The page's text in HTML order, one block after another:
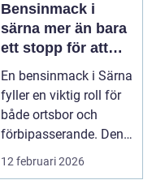
Bensinmack i
särna mer än bara
ett stopp för att
tanka
En bensinmack i Särna
fyller en viktig roll för
både ortsbor och
förbipasserande. Den
fungerar som e...
12 februari 2026